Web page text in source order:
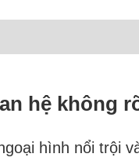
hệ không
hình nổi trội